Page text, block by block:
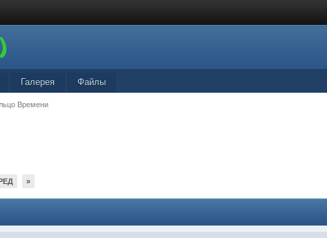
Галерея Файлы
Времени
»